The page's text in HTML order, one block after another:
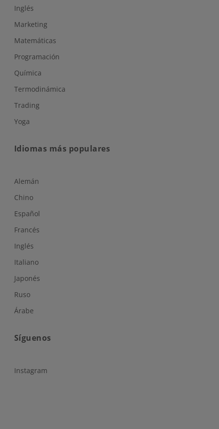
Inglés
Marketing
Matemáticas
Programación
Química
Termodinámica
Trading
Yoga
Idiomas más populares
Alemán
Chino
Español
Francés
Inglés
Italiano
Japonés
Ruso
Árabe
Síguenos
Instagram